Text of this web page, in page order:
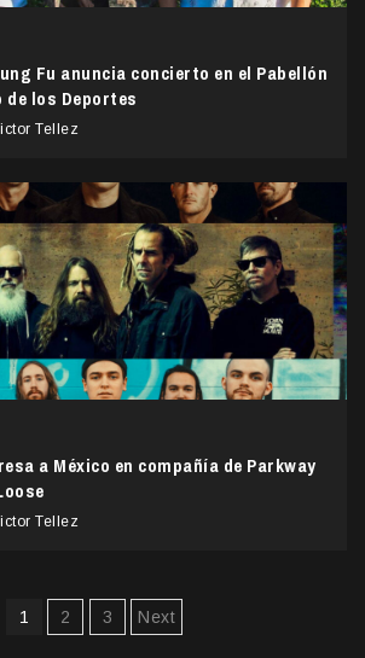
Fu anuncia concierto en el Pabellón
de los Deportes
Tellez
a México en compañía de Parkway
Tellez
Paginación
1 2 3 Next